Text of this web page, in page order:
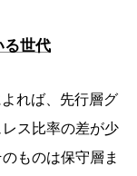
世代
れば、先行層グ
ス比率の差が少
ものは保守層ま